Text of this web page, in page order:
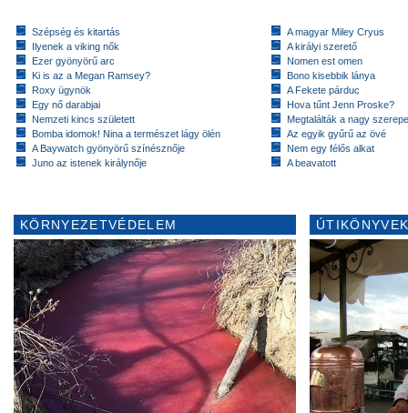
Szépség és kitartás
Ilyenek a viking nők
Ezer gyönyörű arc
Ki is az a Megan Ramsey?
Roxy ügynök
Egy nő darabjai
Nemzeti kincs született
Bomba idomok! Nina a természet lágy ölén
A Baywatch gyönyörű színésznője
Juno az istenek királynője
A magyar Miley Cryus
A királyi szerető
Nomen est omen
Bono kisebbik lánya
A Fekete párduc
Hova tűnt Jenn Proske?
Megtalálták a nagy
Az egyik gyűrű az övé
Nem egy félős alkat
A beavatott
KÖRNYEZETVÉDELEM